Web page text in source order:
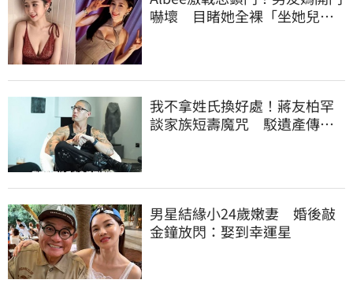
嚇壞 目睹她全裸「坐她兒子
我不拿姓氏換好處！蔣友柏罕
談家族短壽魔咒 駁遺產傳
男星結緣小24歲嫩妻 婚後敲
金鐘放閃：娶到幸運星